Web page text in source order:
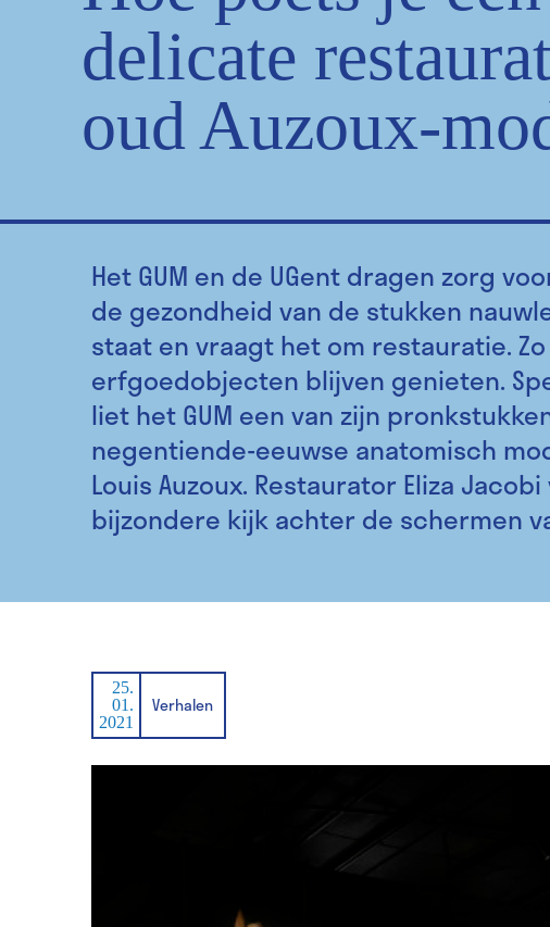
delicate
oud Auzoux-
Het GUM en de UGent dragen zorg
de gezondheid van de stukken
staat en vraagt het om restauratie.
erfgoedobjecten blijven genieten.
liet het GUM een van zijn
negentiende-eeuwse anatomisch
Louis Auzoux. Restaurator Eliza
bijzondere kijk achter de schermen
25.
01.
2021
Verhalen